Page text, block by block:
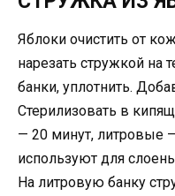
Яблоки очистить от
нарезать стружкой на
банки, уплотнить.
Стерилизовать в
— 20 минут, литровые
используют для
На литровую банку